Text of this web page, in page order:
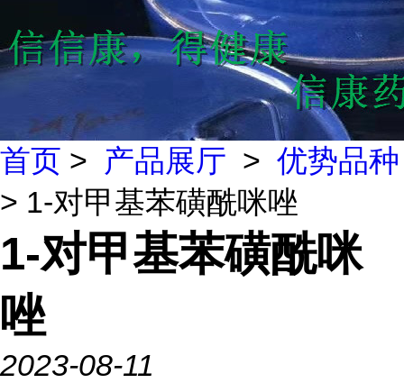
首页 > 产品展厅 > 优势品种
> 1-对甲基苯磺酰咪唑
1-对甲基苯磺酰咪
唑
2023-08-11